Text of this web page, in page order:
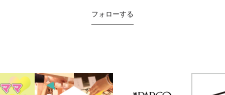
フォローする